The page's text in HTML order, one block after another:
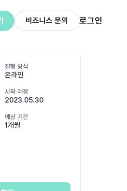
비즈니스 문의 로그인
진행 방식
온라인
시작 예정
2023.05.30
예상 기간
1개월